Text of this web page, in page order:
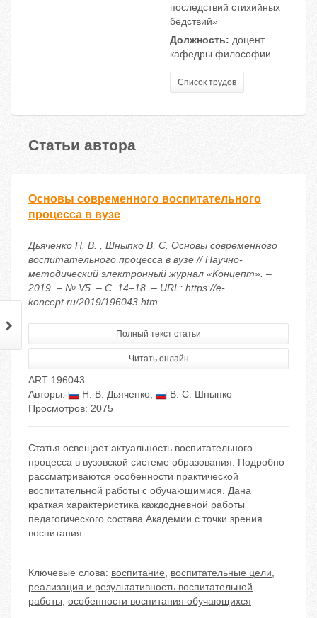
последствий стихийных
бедствий»
Должность: доцент
кафедры философии
Список трудов
Статьи автора
Основы современного воспитательного
процесса в вузе
Дьяченко Н. В. , Шныпко В. С. Основы современного
воспитательного процесса в вузе // Научно-
методический электронный журнал «Концепт». –
2019. – № V5. – С. 14–18. – URL: https://e-
koncept.ru/2019/196043.htm
Полный текст статьи
Читать онлайн
ART 196043
Авторы:
Н. В. Дьяченко,
В. С. Шныпко
Просмотров: 2075
Статья освещает актуальность воспитательного
процесса в вузовской системе образования. Подробно
рассматриваются особенности практической
воспитательной работы с обучающимися. Дана
краткая характеристика каждодневной работы
педагогического состава Академии с точки зрения
воспитания.
Ключевые слова: воспитание, воспитательные цели,
реализация и результативность воспитательной
работы, особенности воспитания обучающихся